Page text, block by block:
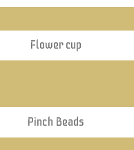
Flower cup
Pinch Beads